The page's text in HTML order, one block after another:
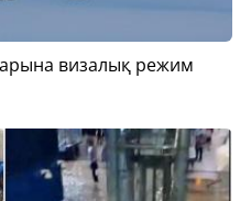
визалық режим